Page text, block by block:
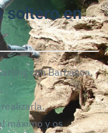
soltero en
con Barbacoa,
máximo y os